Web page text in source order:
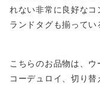
れない非常に良好な
ランドタグも揃ってい
こちらのお品物は、
コーデュロイ、切り